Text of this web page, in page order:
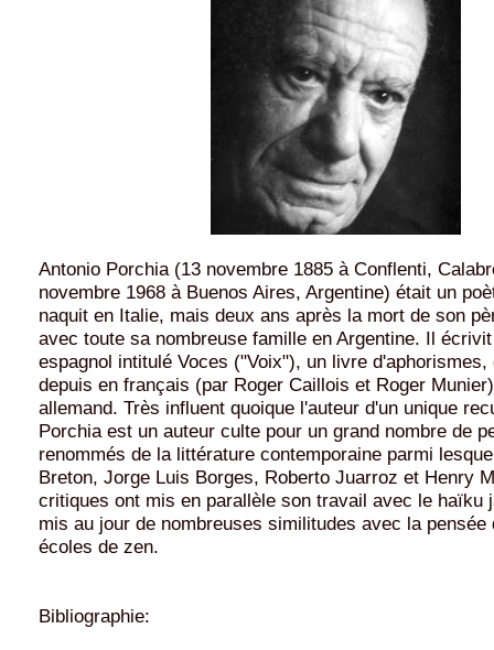
Antonio Porchia (13 novembre 1885 à Conflenti,
novembre 1968 à Buenos Aires, Argentine) était un
naquit en Italie, mais deux ans après la mort de son
avec toute sa nombreuse famille en Argentine. Il
espagnol intitulé Voces ("Voix"), un livre
depuis en français (par Roger Caillois et Roger
allemand. Très influent quoique l'auteur d'un unique
Porchia est un auteur culte pour un grand nombre de
renommés de la littérature contemporaine parmi
Breton, Jorge Luis Borges, Roberto Juarroz et Henry
critiques ont mis en parallèle son travail avec le haïku
mis au jour de nombreuses similitudes avec la pensée
écoles de zen.
Bibliographie: